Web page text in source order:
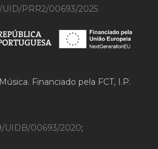
PRR2/00693/2025
Financiado pela FCT, I.P.
UIDB/00693/2020;